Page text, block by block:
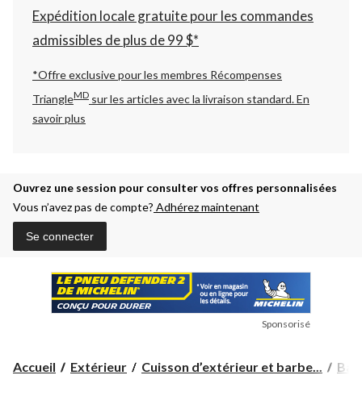
Expédition locale gratuite pour les commandes
admissibles de plus de 99 $*
*Offre exclusive pour les membres Récompenses
TriangleMD sur les articles avec la livraison standard.En
savoir plus
Ouvrez une session pour consulter vos offres personnalisées
Vous n’avez pas de compte? Adhérez maintenant
Se connecter
Sponsorisé
Accueil Extérieur Cuisson d’extérieur et barbe...